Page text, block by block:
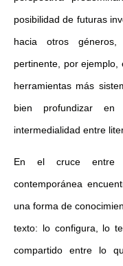
posibilidad de futuras
hacia otros
pertinente, por ejemplo,
herramientas más
bien profundizar
intermedialidad entre
En el cruce entre
contemporánea
una forma de
texto: lo configura, lo
compartido entre lo